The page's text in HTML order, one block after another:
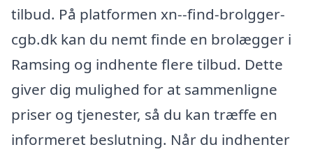
tilbud. På platformen xn--find-brolgger-
cgb.dk kan du nemt finde en brolægger i
Ramsing og indhente flere tilbud. Dette
giver dig mulighed for at sammenligne
priser og tjenester, så du kan træffe en
informeret beslutning. Når du indhenter